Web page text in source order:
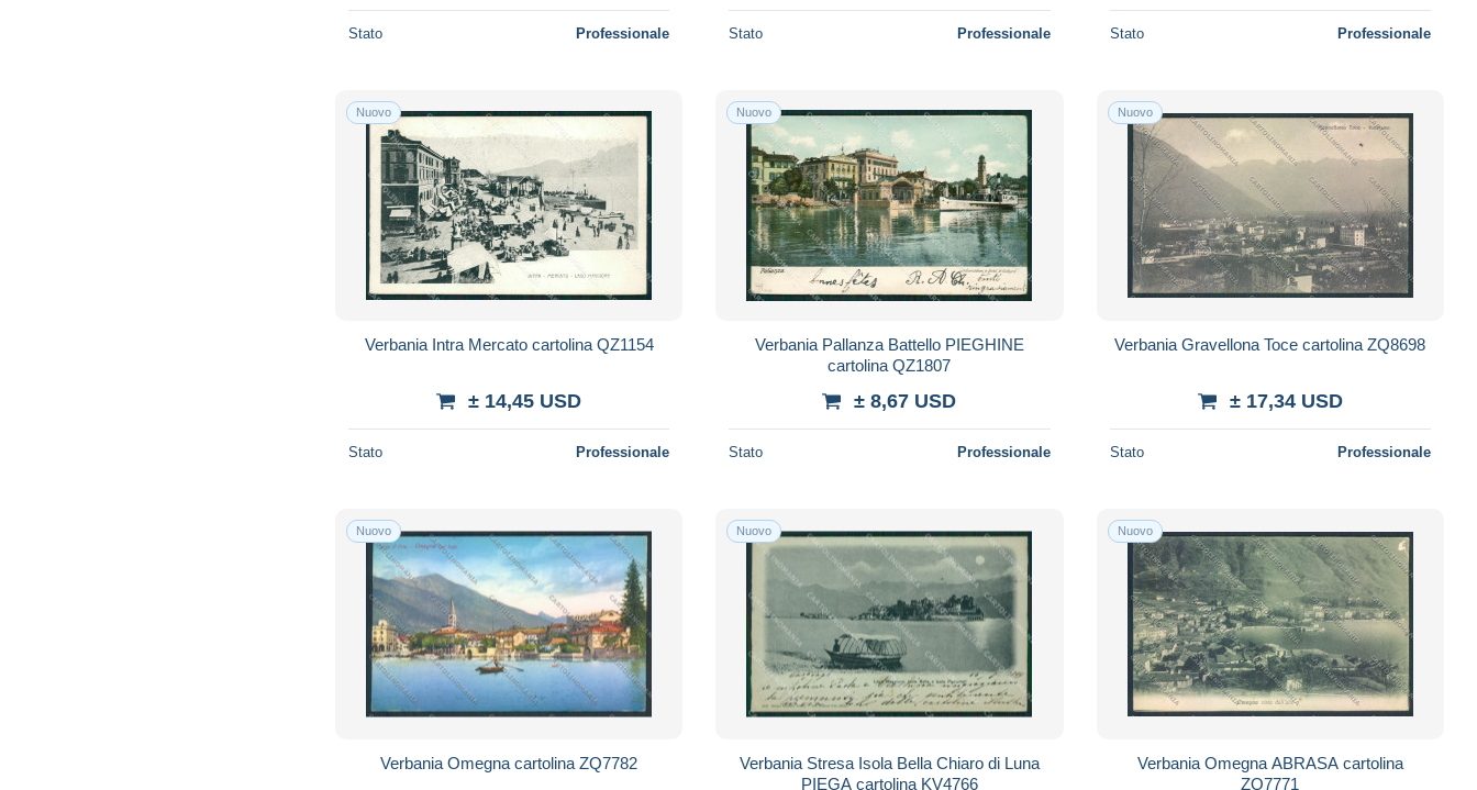
Stato Professionale Stato Professionale Stato Professionale
Nuovo
Verbania Intra Mercato cartolina QZ1154
± 14,45 USD
Stato Professionale
Nuovo
Verbania Pallanza Battello PIEGHINE
cartolina QZ1807
± 8,67 USD
Stato Professionale
Nuovo
Verbania Gravellona Toce cartolina ZQ8698
± 17,34 USD
Stato Professionale
Nuovo
Verbania Omegna cartolina ZQ7782
Nuovo
Verbania Stresa Isola Bella Chiaro di Luna
PIEGA cartolina KV4766
Nuovo
Verbania Omegna ABRASA cartolina
ZQ7771